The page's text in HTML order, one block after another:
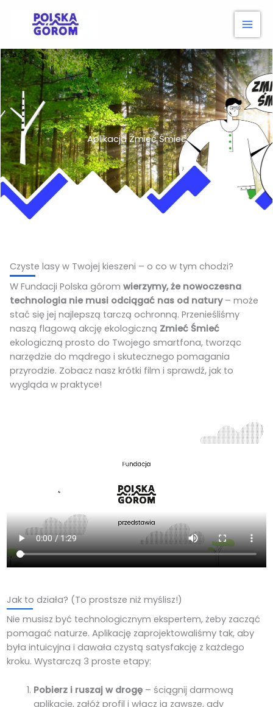
Aplikacja Zmieć Śmieć
Czyste lasy w Twojej kieszeni – o co w tym chodzi?
W Fundacji Polska górom wierzymy, że nowoczesna
technologia nie musi odciągać nas od natury– może
stać się jej najlepszą tarczą ochronną. Przenieśliśmy
naszą flagową akcję ekologiczną Zmieć Śmieć
ekologiczną prosto do Twojego smartfona, tworząc
narzędzie do mądrego i skutecznego pomagania
przyrodzie. Zobacz nasz krótki film i sprawdź, jak to
wygląda w praktyce!
Jak to działa? (To prostsze niż myślisz!)
Nie musisz być technologicznym ekspertem, żeby zacząć
pomagać naturze. Aplikację zaprojektowaliśmy tak, aby
była intuicyjna i dawała czystą satysfakcję z każdego
kroku. Wystarczą 3 proste etapy:
Pobierz i ruszaj w drogę– ściągnij darmową
aplikację, załóż profil i włącz ją zawsze, gdy